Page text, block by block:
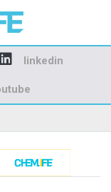
ve
linkedin